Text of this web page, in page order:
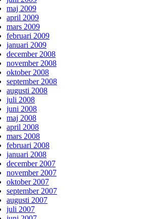
maj 2009
april 2009
mars 2009
februari 2009
januari 2009
december 2008
november 2008
oktober 2008
september 2008
augusti 2008
juli 2008
juni 2008
maj 2008
april 2008
mars 2008
februari 2008
januari 2008
december 2007
november 2007
oktober 2007
september 2007
augusti 2007
juli 2007